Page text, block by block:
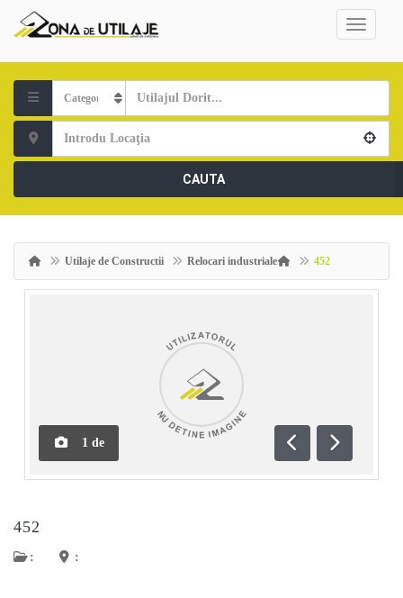
CAUTA
Utilaje de Constructii Relocari industriale 452
1 de
Anterioară
452
: :